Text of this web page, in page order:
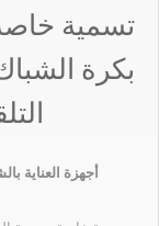
تسمية
بكرة
أجهزة العناية